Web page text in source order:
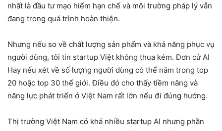
nhất là đầu tư mạo hiểm hạn chế và môi trường pháp lý vẫn
đang trong quá trình hoàn thiện.
Nhưng nếu so về chất lượng sản phẩm và khả năng phục vụ
người dùng, tôi tin startup Việt không thua kém. Đơn cử AI
Hay nếu xét về số lượng người dùng có thể nằm trong top
20 hoặc top 30 thế giới. Điều đó cho thấy tiềm năng và
năng lực phát triển ở Việt Nam rất lớn nếu đi đúng hướng.
Thị trường Việt Nam có khá nhiều startup AI nhưng phần